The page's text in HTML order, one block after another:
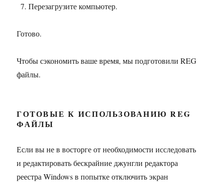
Перезагрузите компьютер.
Готово.
Чтобы сэкономить ваше время, мы подготовили REG
файлы.
ГОТОВЫЕ К ИСПОЛЬЗОВАНИЮ REG
ФАЙЛЫ
Если вы не в восторге от необходимости исследовать
и редактировать бескрайние джунгли редактора
реестра Windows в попытке отключить экран